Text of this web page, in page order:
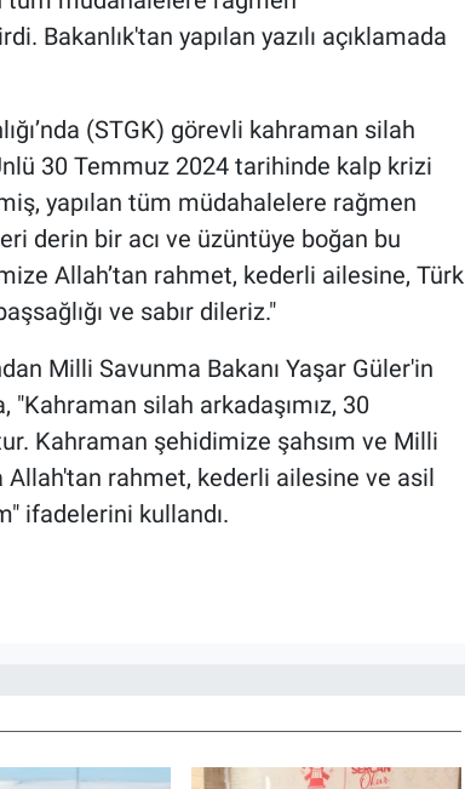
Bakanlık'tan yapılan yazılı açıklamada
(STGK) görevli kahraman silah
30 Temmuz 2024 tarihinde kalp krizi
yapılan tüm müdahalelere rağmen
derin bir acı ve üzüntüye boğan bu
Allah’tan rahmet, kederli ailesine, Türk
ve sabır dileriz."
Milli Savunma Bakanı Yaşar Güler'in
"Kahraman silah arkadaşımız, 30
Kahraman şehidimize şahsım ve Milli
Allah'tan rahmet, kederli ailesine ve asil
ifadelerini kullandı.